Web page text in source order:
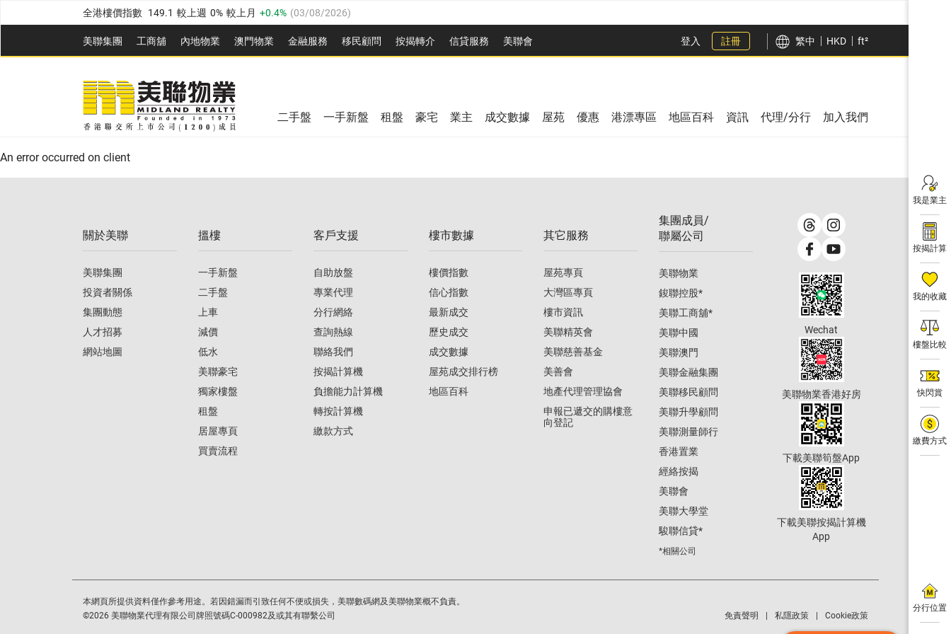
全港樓價指數 149.1 較上週 0% 較上月 0.4% (03/08/2026)
港島樓價指數 157.4 較上週 -0.3% 較上月 -0.8% (03/08/2026)
九龍樓價指數 156.4 較上週 -0.1% 較上月 0.3% (03/08/2026)
新界樓價指數 134.8 較上週 0.1%
美聯信心指數 77.1 較上週 0.7% 較上月 ( 03/08/2026
美聯集團 工商舖 內地物業 澳門物業 金融服務 移民顧問 按揭轉介 信貸服務 美聯會
全港樓價指數 149.1 較上週 0% 較上月
美聯信心指數 較上週 0.7% 03/08/2026)
登入 註冊 繁中 HKD ft²
我是業主
按揭計算
我的收藏
樓盤比較
快閃賞
繳費方式
分行位置
二手盤 一手新盤 租盤 豪宅 業主 成交數據 屋苑 優惠 港漂專區 地區百科 資訊 代理/分行 加入我們
An error occurred on client
關於美聯
美聯集團
投資者關係
集團動態
人才招募
網站地圖
搵樓
一手新盤
二手盤
上車
減價
低水
美聯豪宅
獨家樓盤
租盤
居屋專頁
買賣流程
客戶支援
自助放盤
專業代理
分行網絡
查詢熱線
聯絡我們
按揭計算機
負擔能力計算機
轉按計算機
繳款方式
樓市數據
樓價指數
信心指數
最新成交
歷史成交
成交數據
屋苑成交排行榜
地區百科
其它服務
屋苑專頁
大灣區專頁
樓市資訊
美聯精英會
美聯慈善基金
美善會
地產代理管理協會
申報已遞交的購樓意
向登記
集團成員/
聯屬公司
美聯物業
鋑聯控股*
美聯工商舖*
美聯中國
美聯澳門
美聯金融集團
美聯移民顧問
美聯升學顧問
美聯測量師行
香港置業
經絡按揭
美聯會
美聯大學堂
駿聯信貸*
*相關公司
Wechat
美聯物業香港好房
下載美聯筍盤App
下載美聯按揭計算機
App
本網頁所提供資料僅作參考用途。若因錯漏而引致任何不便或損失，美聯數碼網及美聯物業概不負責。
©2026 美聯物業代理有限公司牌照號碼C-000982及或其有聯繫公司 免責聲明 私隱政策 Cookie政策